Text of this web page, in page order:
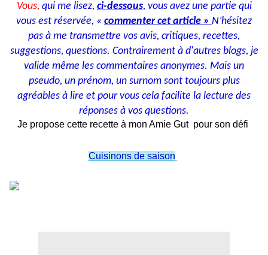
Vous, qui me lisez, ci-dessous, vous avez une partie qui
vous est réservée, « commenter cet article » N’hésitez
pas à me transmettre vos avis, critiques, recettes,
suggestions, questions. Contrairement à d'autres blogs, je
valide même les commentaires anonymes. Mais un
pseudo, un prénom, un surnom sont toujours plus
agréables à lire et pour vous cela facilite la lecture des
réponses à vos questions.
Je propose cette recette à mon Amie Gut pour son défi
Cuisinons de saison